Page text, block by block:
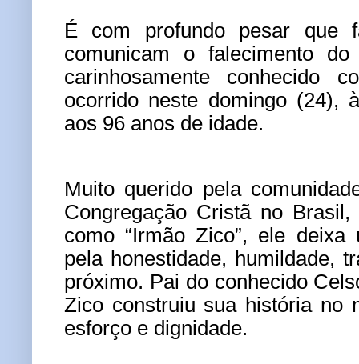
É com profundo pesar que
comunicam o falecimento
carinhosamente conhecido
ocorrido neste domingo (24),
aos 96 anos de idade.
Muito querido pela
Congregação Cristã no
como “Irmão Zico”, ele deixa
pela honestidade, humildade,
próximo. Pai do conhecido
Zico construiu sua história no
esforço e dignidade.